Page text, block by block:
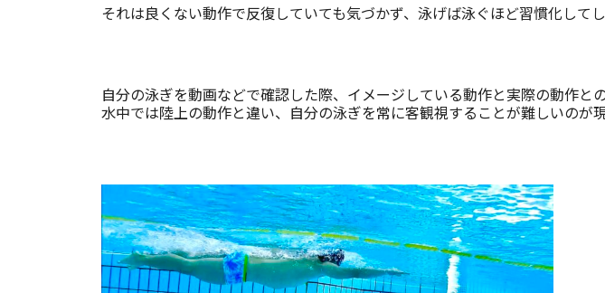
それは良くない動作で反復していても気づかず、泳げば泳ぐほど習慣化してし
自分の泳ぎを動画などで確認した際、イメージしている動作と実際の動作と
水中では陸上の動作と違い、自分の泳ぎを常に客観視することが難しいのが現